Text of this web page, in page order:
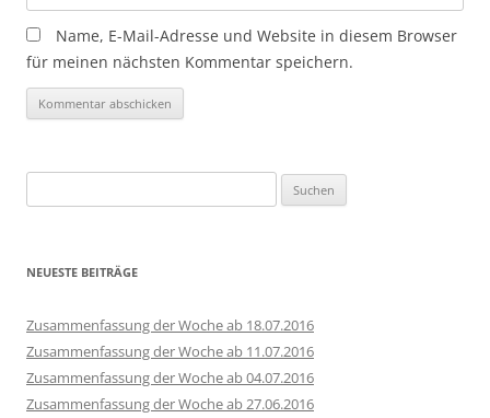
Name, E-Mail-Adresse und Website in diesem Browser
für meinen nächsten Kommentar speichern.
nach:
NEUESTE BEITRÄGE
Zusammenfassung der Woche ab 18.07.2016
Zusammenfassung der Woche ab 11.07.2016
Zusammenfassung der Woche ab 04.07.2016
Zusammenfassung der Woche ab 27.06.2016